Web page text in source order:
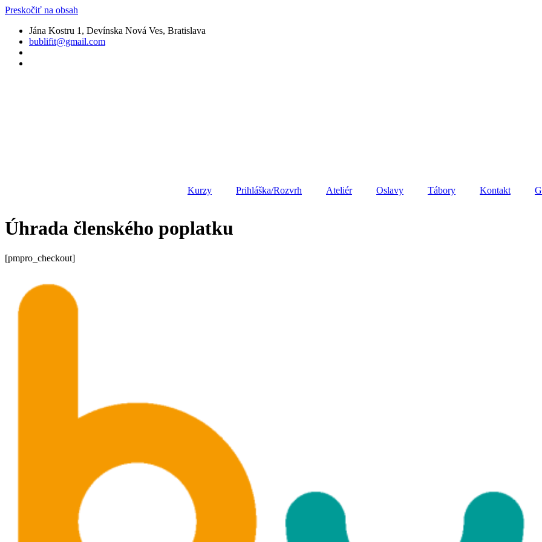
Preskočiť na obsah
Jána Kostru 1, Devínska Nová Ves, Bratislava
bublifit@gmail.com
Kurzy Prihláška/Rozvrh Ateliér Oslavy Tábory Kontakt
Úhrada členského poplatku
[pmpro_checkout]